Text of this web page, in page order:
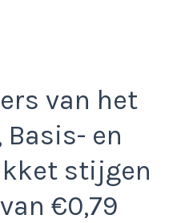
van het
Basis- en
stijgen
€0,79